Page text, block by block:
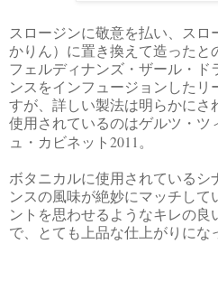
スロージンに敬意を払い、ス
かりん）に置き換えて造ったと
フェルディナンズ・ザール・ド
ンスをインフュージョンしたリ
すが、詳しい製法は明らかにさ
使用されているのはゲルツ・ツ
ュ・カビネット 2011 。
ボタニカルに使用されているシ
ンスの風味が絶妙にマッチして
ントを思わせるようなキレの良
で、とても上品な仕上がりにな